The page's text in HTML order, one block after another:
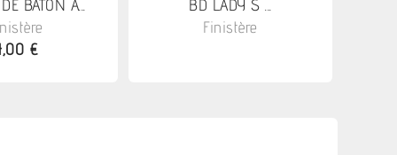
BATON A...
€
BD LADY S ...
Finistère